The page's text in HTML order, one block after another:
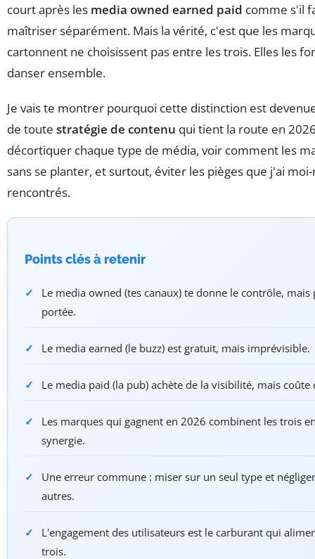
court après les media owned earned paid comme s'il
maîtriser séparément. Mais la vérité, c'est que les
cartonnent ne choisissent pas entre les trois. Elles les
danser ensemble.
Je vais te montrer pourquoi cette distinction est
de toute stratégie de contenu qui tient la route en
décortiquer chaque type de média, voir comment les
sans se planter, et surtout, éviter les pièges que j'ai
rencontrés.
Points clés à retenir
Le media owned (tes canaux) te donne le contrôle, mais
portée.
Le media earned (le buzz) est gratuit, mais imprévisible.
Le media paid (la pub) achète de la visibilité, mais coûte
Les marques qui gagnent en 2026 combinent les trois
synergie.
Une erreur commune : miser sur un seul type et
autres.
L'engagement des utilisateurs est le carburant qui
trois.